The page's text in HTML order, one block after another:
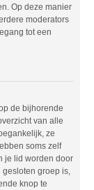
Op deze manier
moderators
tot een
de bijhorende
van alle
ze
soms zelf
je lid worden door
gesloten groep is,
knop te